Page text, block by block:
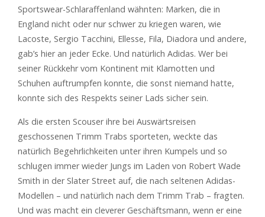
Sportswear-Schlaraffenland wähnten: Marken, die in
England nicht oder nur schwer zu kriegen waren, wie
Lacoste, Sergio Tacchini, Ellesse, Fila, Diadora und andere,
gab’s hier an jeder Ecke. Und natürlich Adidas. Wer bei
seiner Rückkehr vom Kontinent mit Klamotten und
Schuhen auftrumpfen konnte, die sonst niemand hatte,
konnte sich des Respekts seiner Lads sicher sein.
Als die ersten Scouser ihre bei Auswärtsreisen
geschossenen Trimm Trabs sporteten, weckte das
natürlich Begehrlichkeiten unter ihren Kumpels und so
schlugen immer wieder Jungs im Laden von Robert Wade
Smith in der Slater Street auf, die nach seltenen Adidas-
Modellen – und natürlich nach dem Trimm Trab – fragten.
Und was macht ein cleverer Geschäftsmann, wenn er eine